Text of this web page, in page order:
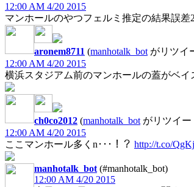
12:00 AM 4/20 2015
マンホールのやつフェルミ推定の結果誤
aronem8711 (manhotalk_bot がリツイ
12:00 AM 4/20 2015
横浜スタジアム前のマンホールの蓋がベ
ch0co2012 (manhotalk_bot がリツイー
12:00 AM 4/20 2015
ここマンホール多くn･･･！？ http://t.co/
manhotalk_bot (#manhotalk_bot)
12:00 AM 4/20 2015